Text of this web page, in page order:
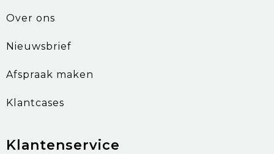
Over ons
Nieuwsbrief
Afspraak maken
Klantcases
Klantenservice